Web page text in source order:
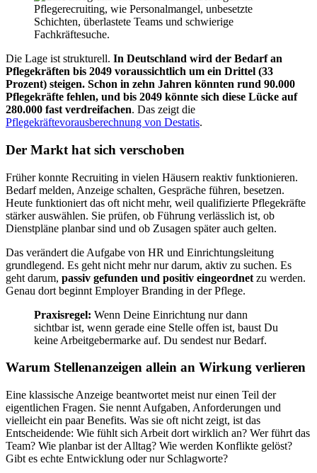
Die Lage ist strukturell. In Deutschland wird der Bedarf an
Pflegekräften bis 2049 voraussichtlich um ein Drittel (33
Prozent) steigen. Schon in zehn Jahren könnten rund 90.000
Pflegekräfte fehlen, und bis 2049 könnte sich diese Lücke auf
280.000 fast verdreifachen. Das zeigt die
Pflegekräftevorausberechnung von Destatis.
Der Markt hat sich verschoben
Früher konnte Recruiting in vielen Häusern reaktiv funktionieren.
Bedarf melden, Anzeige schalten, Gespräche führen, besetzen.
Heute funktioniert das oft nicht mehr, weil qualifizierte Pflegekräfte
stärker auswählen. Sie prüfen, ob Führung verlässlich ist, ob
Dienstpläne planbar sind und ob Zusagen später auch gelten.
Das verändert die Aufgabe von HR und Einrichtungsleitung
grundlegend. Es geht nicht mehr nur darum, aktiv zu suchen. Es
geht darum, passiv gefunden und positiv eingeordnet zu werden.
Genau dort beginnt Employer Branding in der Pflege.
Praxisregel: Wenn Deine Einrichtung nur dann
sichtbar ist, wenn gerade eine Stelle offen ist, baust Du
keine Arbeitgebermarke auf. Du sendest nur Bedarf.
Warum Stellenanzeigen allein an Wirkung verlieren
Eine klassische Anzeige beantwortet meist nur einen Teil der
eigentlichen Fragen. Sie nennt Aufgaben, Anforderungen und
vielleicht ein paar Benefits. Was sie oft nicht zeigt, ist das
Entscheidende: Wie fühlt sich Arbeit dort wirklich an? Wer führt das
Team? Wie planbar ist der Alltag? Wie werden Konflikte gelöst?
Gibt es echte Entwicklung oder nur Schlagworte?